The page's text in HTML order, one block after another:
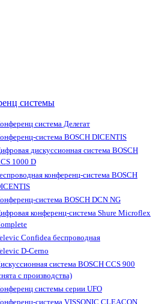
системы
система Делегат
система BOSCH DICENTIS
дискуссионная система BOSCH
1000 D
конференц-система BOSCH
система BOSCH DCN NG
конференц-система Shure Microflex
Confidea беспроводная
D-Cerno
система BOSCH CCS 900
с производства)
системы серии UFO
система VISSONIC CLEACON